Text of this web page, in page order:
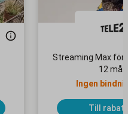
Streaming Max för
12 mån
Ingen
Till